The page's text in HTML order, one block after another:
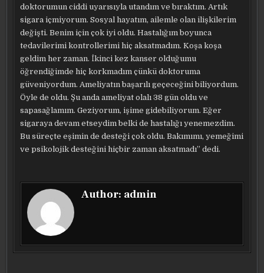
doktorumun ciddi uyarısıyla utandım ve bıraktım. Artık
sigara içmiyorum. Sosyal hayatım, ailemle olan ilişkilerim
değişti. Benim için çok iyi oldu. Hastalığım boyunca
tedavilerimi kontrollerimi hiç aksatmadım. Koşa koşa
geldim her zaman. İkinci kez kanser olduğumu
öğrendiğimde hiç korkmadım çünkü doktoruma
güveniyordum. Ameliyatın başarılı geçeceğini biliyordum.
Öyle de oldu. Şu anda ameliyat olalı 38 gün oldu ve
sapasağlamım. Geziyorum, işime gidebiliyorum. Eğer
sigaraya devam etseydim belki de hastalığı yenemezdim.
Bu süreçte eşimin de desteği çok oldu. Bakımımı, yemeğimi
ve psikolojik desteğini hiçbir zaman aksatmadı” dedi.
Author: admin